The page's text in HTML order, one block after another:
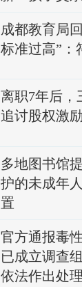
成都教育局
标准过高”：
离职7年后，
追讨股权激
多地图书馆
护的未成年
置
官方通报毒
已成立调查
依法作出处理